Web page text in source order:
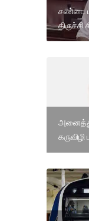
சண்டை
திருச்சி
கருவிழி